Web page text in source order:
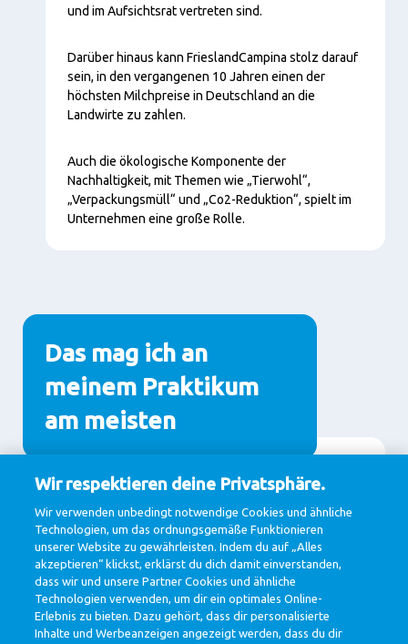
und im Aufsichtsrat vertreten sind.
Darüber hinaus kann FrieslandCampina stolz darauf
sein, in den vergangenen 10 Jahren einen der
höchsten Milchpreise in Deutschland an die
Landwirte zu zahlen.
Auch die ökologische Komponente der
Nachhaltigkeit, mit Themen wie „Tierwohl“,
„Verpackungsmüll“ und „Co2-Reduktion“, spielt im
Unternehmen eine große Rolle.
Das mag ich an
meinem Praktikum
am meisten
Inhaltdas freundschaftliche Verhältnis zwischen
allen Kollegen
viel kreative Freiheit
Selbstständigkeit und Verantwortung ab Tag
eins
weit gefächertes Angebot an
Weiterbildungsmöglichkeiten
Wir respektieren deine Privatsphäre.
Wir verwenden unbedingt notwendige Cookies und ähnliche
Technologien, um das ordnungsgemäße Funktionieren
unserer Website zu gewährleisten. Indem du auf „Alles
akzeptieren“ klickst, erklärst du dich damit einverstanden,
dass wir und unsere Partner Cookies und ähnliche
Technologien verwenden, um dir ein optimales Online-
Erlebnis zu bieten. Dazu gehört, dass dir personalisierte
Inhalte und Werbeanzeigen angezeigt werden, dass du dir